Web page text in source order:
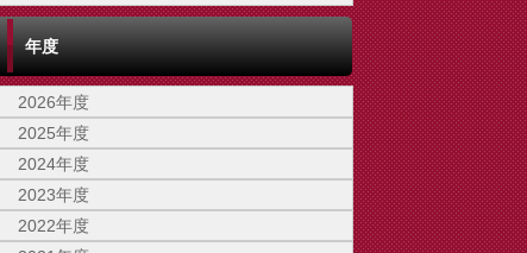
年度
2026年度
2025年度
2024年度
2023年度
2022年度